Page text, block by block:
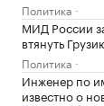
Политика
МИД России
втянуть
Политика
Инженер по
известно о